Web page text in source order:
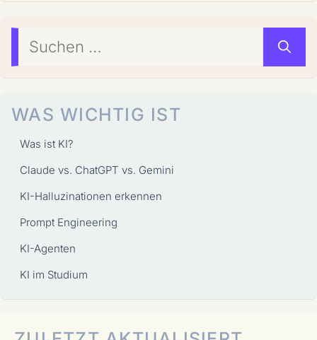
Suchen
nach:
WAS WICHTIG IST
Was ist KI?
Claude vs. ChatGPT vs. Gemini
KI-Halluzinationen erkennen
Prompt Engineering
KI-Agenten
KI im Studium